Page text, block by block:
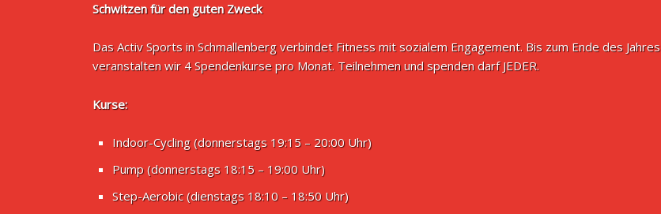
Schwitzen für den guten Zweck
Das Activ Sports in Schmallenberg verbindet Fitness mit sozialem Engagement. Bis zum Ende des Jahres
veranstalten wir 4 Spendenkurse pro Monat. Teilnehmen und spenden darf JEDER.
Kurse:
Indoor-Cycling (donnerstags 19:15 – 20:00 Uhr)
Pump (donnerstags 18:15 – 19:00 Uhr)
Step-Aerobic (dienstags 18:10 – 18:50 Uhr)